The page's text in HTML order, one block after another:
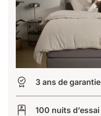
3 ans de garantie
100 nuits d’essai